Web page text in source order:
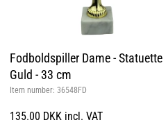
Fodboldspiller Dame - Statuette
Guld - 33 cm
Item number: 36548FD
135.00 DKK incl. VAT